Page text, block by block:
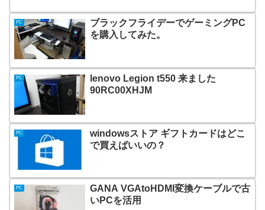
PC
ブラックフライデーでゲーミングPC
を購入してみた。
PC
lenovo Legion t550 来ました
90RC00XHJM
PC
windowsストア ギフトカードはどこ
で買えばいいの？
PC
GANA VGAtoHDMI変換ケーブルで古
いPCを活用